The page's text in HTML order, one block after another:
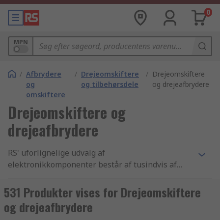
0
MPN
/ Afbrydere
og
omskiftere
/ Drejeomskiftere
og tilbehørsdele
/ Drejeomskiftere
og drejeafbrydere
Drejeomskiftere og
drejeafbrydere
RS' uforlignelige udvalg af
elektronikkomponenter består af tusindvis af
inkluderer DIP og SIP afbrydere og omskiftere,
Berøringsfølsomme afbrydere og tilbehør og
Drejeomskiftere og drejeafbrydere komponenter.
531 Produkter vises for Drejeomskiftere
og drejeafbrydere